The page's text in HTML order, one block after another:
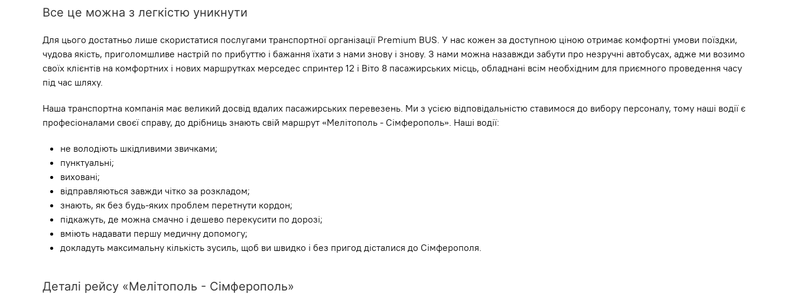
Все це можна з легкістю уникнути
Для цього достатньо лише скористатися послугами транспортної організації Premium BUS. У нас кожен за доступною ціною отримає комфортні умови поїздки,
чудова якість, приголомшливе настрій по прибуттю і бажання їхати з нами знову і знову. З нами можна назавжди забути про незручні автобусах, адже ми возимо
своїх клієнтів на комфортних і нових маршрутках мерседес спринтер 12 і Віто 8 пасажирських місць, обладнані всім необхідним для приємного проведення часу
під час шляху.
Наша транспортна компанія має великий досвід вдалих пасажирських перевезень. Ми з усією відповідальністю ставимося до вибору персоналу, тому наші водії є
професіоналами своєї справу, до дрібниць знають свій маршрут «Мелітополь - Сімферополь». Наші водії:
не володіють шкідливими звичками;
пунктуальні;
виховані;
відправляються завжди чітко за розкладом;
знають, як без будь-яких проблем перетнути кордон;
підкажуть, де можна смачно і дешево перекусити по дорозі;
вміють надавати першу медичну допомогу;
докладуть максимальну кількість зусиль, щоб ви швидко і без пригод дісталися до Сімферополя.
Деталі рейсу «Мелітополь - Сімферополь»